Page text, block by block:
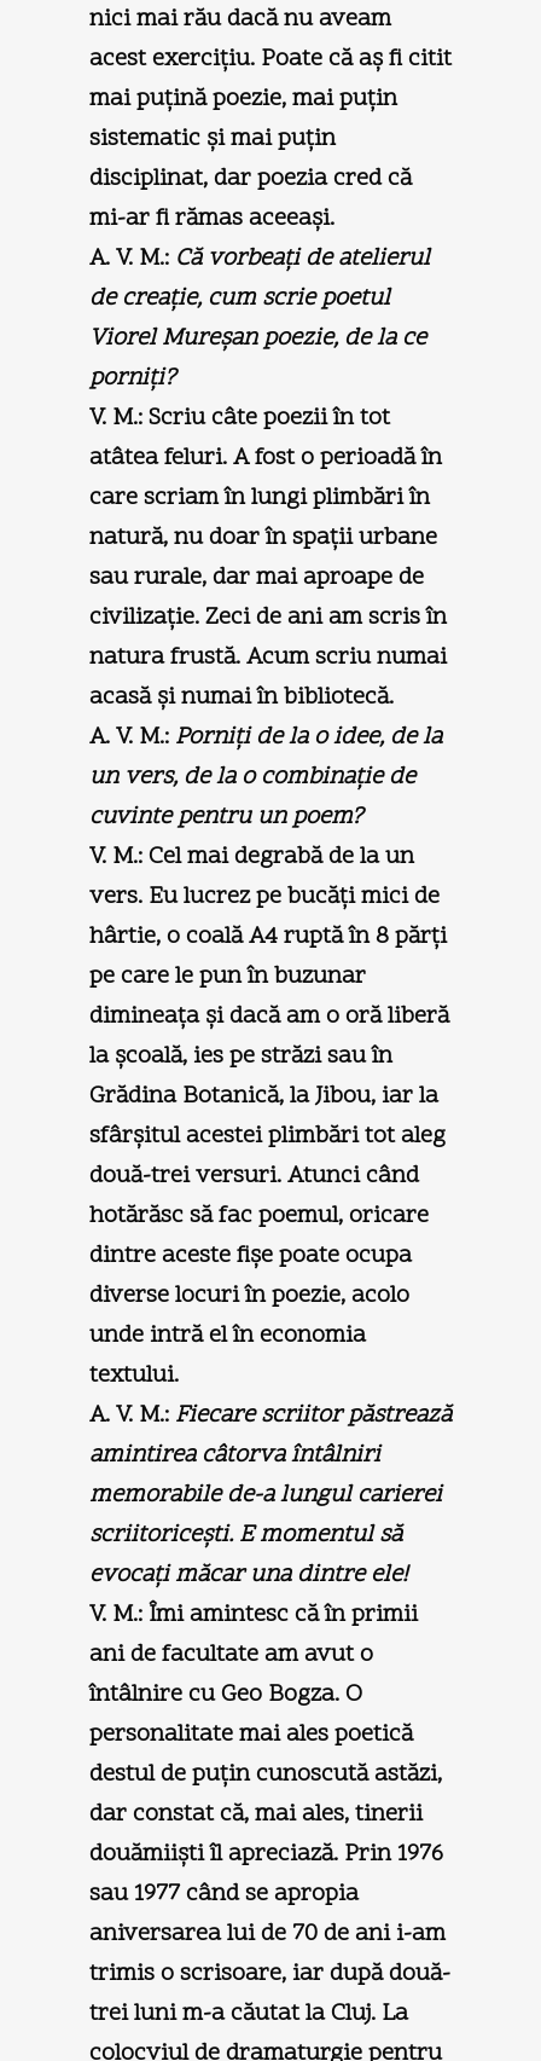
nici mai rău dacă nu aveam
acest exerciţiu. Poate că aş fi citit
mai puţină poezie, mai puţin
sistematic şi mai puţin
disciplinat, dar poezia cred că
mi-ar fi rămas aceeaşi.
A. V. M.: Că vorbeaţi de atelierul
de creaţie, cum scrie poetul
Viorel Mureşan poezie, de la ce
porniţi?
V. M.:Scriu câte poezii în tot
atâtea feluri. A fost o perioadă în
care scriam în lungi plimbări în
natură, nu doar în spaţii urbane
sau rurale, dar mai aproape de
civilizaţie. Zeci de ani am scris în
natura frustă. Acum scriu numai
acasă şi numai în bibliotecă.
A. V. M.: Porniţi de la o idee, de la
un vers, de la o combinaţie de
cuvinte pentru un poem?
V. M.:Cel mai degrabă de la un
vers. Eu lucrez pe bucăţi mici de
hârtie, o coală A4 ruptă în 8 părţi
pe care le pun în buzunar
dimineaţa şi dacă am o oră liberă
la şcoală, ies pe străzi sau în
Grădina Botanică, la Jibou, iar la
sfârşitul acestei plimbări tot aleg
două-trei versuri. Atunci când
hotărăsc să fac poemul, oricare
dintre aceste fişe poate ocupa
diverse locuri în poezie, acolo
unde intră el în economia
textului.
A. V. M.: Fiecare scriitor păstrează
amintirea câtorva întâlniri
memorabile de-a lungul carierei
scriitoriceşti. E momentul să
evocaţi măcar una dintre ele!
V. M.:Îmi amintesc că în primii
ani de facultate am avut o
întâlnire cu Geo Bogza. O
personalitate mai ales poetică
destul de puţin cunoscută astăzi,
dar constat că, mai ales, tinerii
douămiişti îl apreciază. Prin 1976
sau 1977 când se apropia
aniversarea lui de 70 de ani i-am
trimis o scrisoare, iar după două-
trei luni m-a căutat la Cluj. La
colocviul de dramaturgie pentru